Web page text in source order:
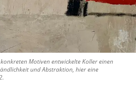
Motiven entwickelte Koller einen
und Abstraktion, hier eine